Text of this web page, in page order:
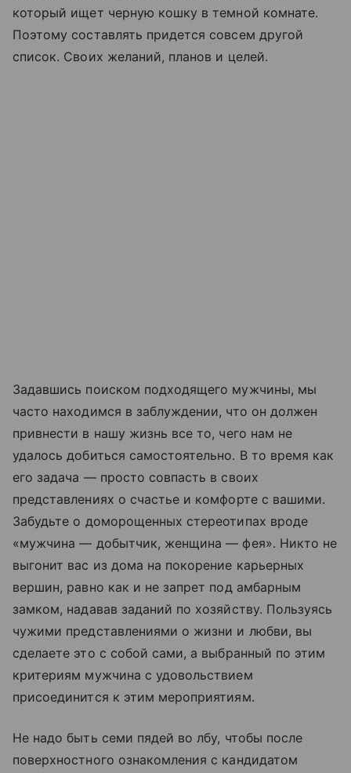
который ищет черную кошку в темной комнате.
Поэтому составлять придется совсем другой
список. Своих желаний, планов и целей.
Задавшись поиском подходящего мужчины, мы
часто находимся в заблуждении, что он должен
привнести в нашу жизнь все то, чего нам не
удалось добиться самостоятельно. В то время как
его задача — просто совпасть в своих
представлениях о счастье и комфорте с вашими.
Забудьте о доморощенных стереотипах вроде
«мужчина — добытчик, женщина — фея». Никто не
выгонит вас из дома на покорение карьерных
вершин, равно как и не запрет под амбарным
замком, надавав заданий по хозяйству. Пользуясь
чужими представлениями о жизни и любви, вы
сделаете это с собой сами, а выбранный по этим
критериям мужчина с удовольствием
присоединится к этим мероприятиям.
Не надо быть семи пядей во лбу, чтобы после
поверхностного ознакомления с кандидатом